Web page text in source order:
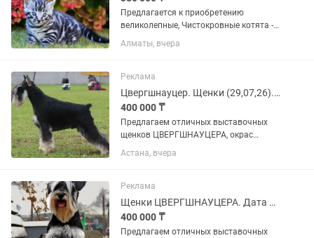
Предлагается к приобретению
великолепные, Чистокровные котята -
БЕНГАЛЬСКОЙ породы! Серебряного
окраса словно снежный барс! -
красотки . Отлично знают лоток....
Алматы, вчера
Реклама
Цвергшнауцер. Щенки (29,07,26). Бронь.
400 000 ₸
Предлагаем отличных выставочных
щенков ЦВЕРГШНАУЦЕРА, окрас
черный с серебром. Дата рождения
29,07,26 Не купированные (в помете 2
родословная РКФ от лучших...
Астана, вчера
Реклама
Щенки ЦВЕРГШНАУЦЕРА. Дата рождения 29,07,26
400 000 ₸
Предлагаем отличных выставочных